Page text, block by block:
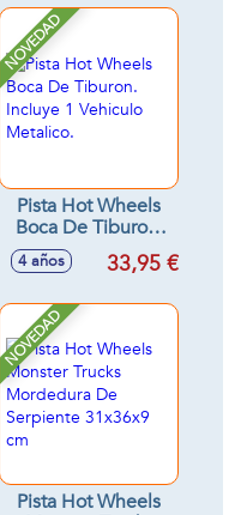
NOVEDAD
Pista Hot Wheels
Boca De Tiburon.
Incluye 1 Vehiculo
Metalico.
4 años 33,95 €
NOVEDAD
Pista Hot Wheels